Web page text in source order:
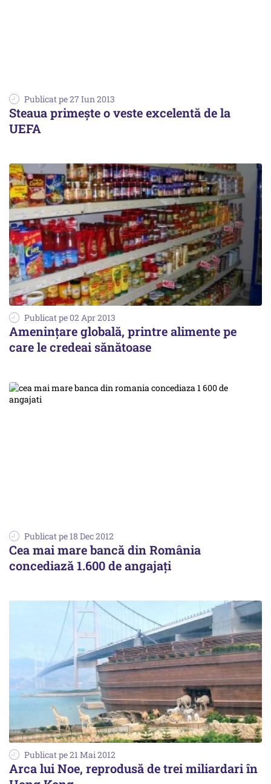
Publicat pe 27 Iun 2013
Steaua primește o veste excelentă de la
UEFA
Publicat pe 02 Apr 2013
Amenințare globală, printre alimente pe
care le credeai sănătoase
Publicat pe 18 Dec 2012
Cea mai mare bancă din România
concediază 1.600 de angajați
Publicat pe 21 Mai 2012
Arca lui Noe, reprodusă de trei miliardari în